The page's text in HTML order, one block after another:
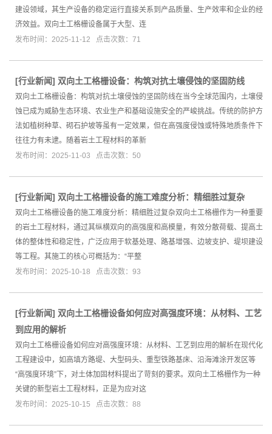
建设领域，其生产设备的稳定运行直接关系到产品质量、生产效率和企业的经
济效益。双向土工格栅设备属于大型、连
发布时间：2025-11-12 点击次数：71
[行业新闻] 双向土工格栅设备：构筑对抗土壤侵蚀的坚固防线
双向土工格栅设备：构筑对抗土壤侵蚀的坚固防线在当今全球范围内，土壤侵
蚀已成为威胁生态环境、农业生产和基础设施安全的严峻挑战。传统的防护方
法如植树种草、砌石护坡等虽有一定效果，但在高强度侵蚀或特殊地质条件下
往往力有未逮。随着岩土工程材料的革新
发布时间：2025-11-03 点击次数：50
[行业新闻] 双向土工格栅设备的施工难度分析：精细胜过复杂
双向土工格栅设备的施工难度分析：精细胜过复杂双向土工格栅作为一种重要
的岩土工程材料，通过其纵横双向的高强度和高模量，有效分散荷载、提高土
体的整体性和稳定性，广泛应用于软基处理、路基增强、边坡支护、堤坝建设
等工程。其施工的核心可概括为：“平整
发布时间：2025-10-18 点击次数：93
[行业新闻] 双向土工格栅设备如何应对高强度环境：从材料、工艺
到应用的解析
双向土工格栅设备如何应对高强度环境：从材料、工艺到应用的解析在现代化
工程建设中，如高填方路堤、大型码头、重型铁路基床、沿海滩涂开发区等
“高强度环境”下，对土体加固材料提出了苛刻的要求。双向土工格栅作为一种
关键的新型岩土工程材料，正是为应对这
发布时间：2025-10-15 点击次数：88